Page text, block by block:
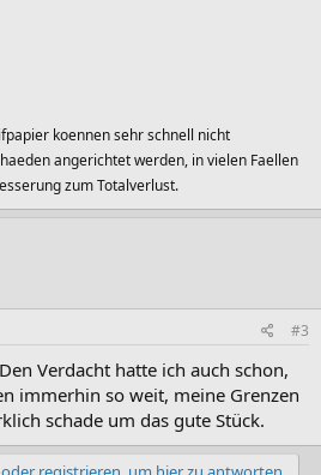
koennen sehr schnell nicht
angerichtet werden, in vielen Faellen
zum Totalverlust.
#3
Verdacht hatte ich auch schon,
immerhin so weit, meine Grenzen
schade um das gute Stück.